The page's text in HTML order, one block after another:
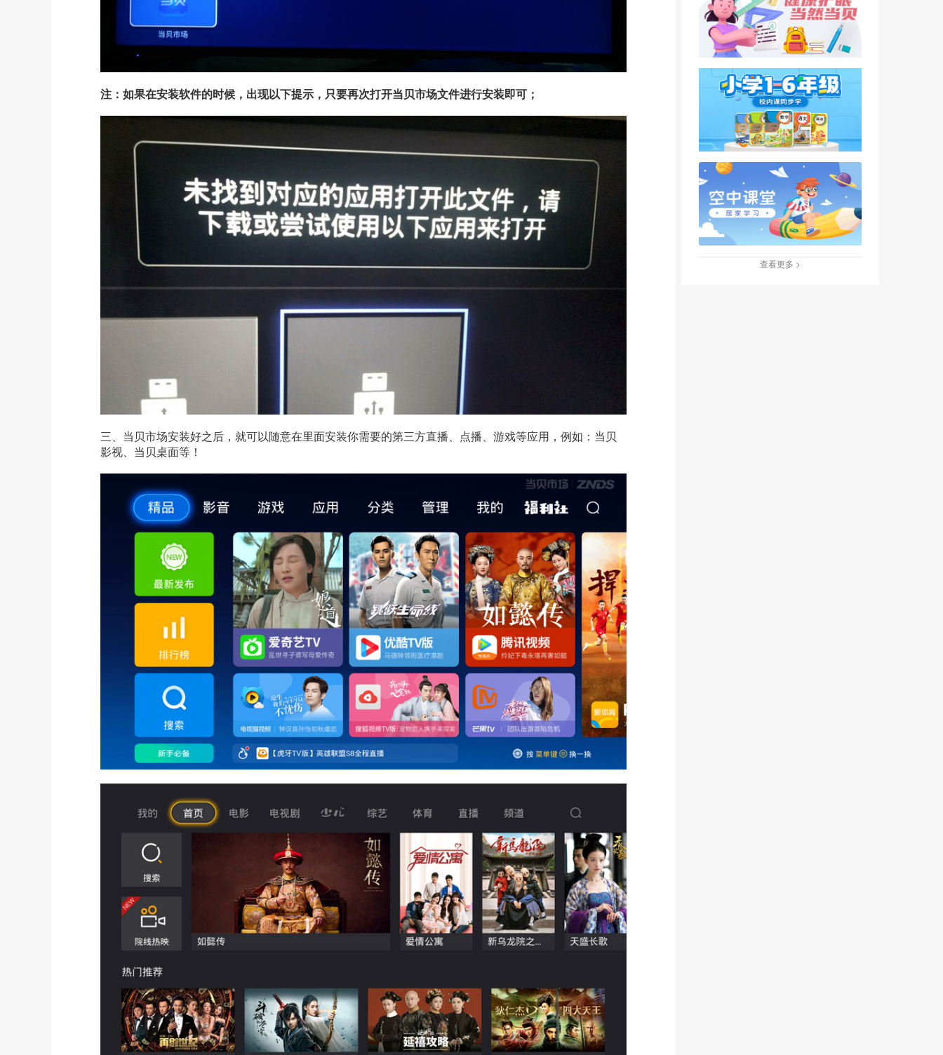
注：如果在安装软件的时候，出现以下提示，只要再次打开当贝市场文件进行安装即可；
三、当贝市场安装好之后，就可以随意在里面安装你需要的第三方直播、点播、游戏等应用， 例如：当贝
影视、当贝桌面等！
查看更多 >